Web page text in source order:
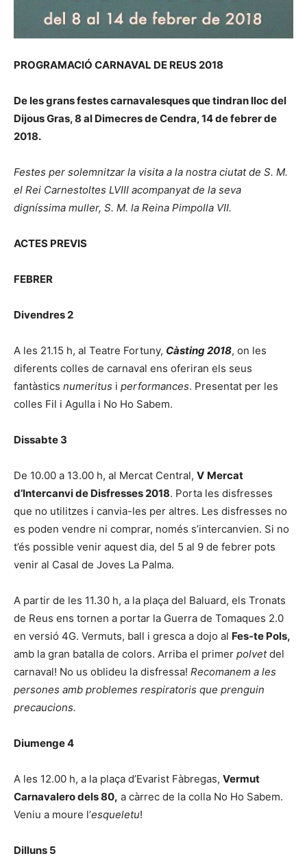
PROGRAMACIÓ CARNAVAL DE REUS 2018
De les grans festes carnavalesques que tindran lloc del
Dijous Gras, 8 al Dimecres de Cendra, 14 de febrer de
2018.
Festes per solemnitzar la visita a la nostra ciutat de S. M.
el Rei Carnestoltes LVIII acompanyat de la seva
digníssima muller, S. M. la Reina Pimpolla VII.
ACTES PREVIS
FEBRER
Divendres 2
A les 21.15 h, al Teatre Fortuny, Càsting 2018, on les
diferents colles de carnaval ens oferiran els seus
fantàstics numeritus i performances. Presentat per les
colles Fil i Agulla i No Ho Sabem.
Dissabte 3
De 10.00 a 13.00 h, al Mercat Central, V Mercat
d’Intercanvi de Disfresses 2018. Porta les disfresses
que no utilitzes i canvia-les per altres. Les disfresses no
es poden vendre ni comprar, només s’intercanvien. Si no
t’és possible venir aquest dia, del 5 al 9 de febrer pots
venir al Casal de Joves La Palma.
A partir de les 11.30 h, a la plaça del Baluard, els Tronats
de Reus ens tornen a portar la Guerra de Tomaques 2.0
en versió 4G. Vermuts, ball i gresca a dojo al Fes-te Pols,
amb la gran batalla de colors. Arriba el primer polvetdel
carnaval! No us oblideu la disfressa! Recomanem a les
persones amb problemes respiratoris que prenguin
precaucions.
Diumenge 4
A les 12.00 h, a la plaça d’Evarist Fàbregas, Vermut
Carnavalero dels 80, a càrrec de la colla No Ho Sabem.
Veniu a moure l’esqueletu!
Dilluns 5